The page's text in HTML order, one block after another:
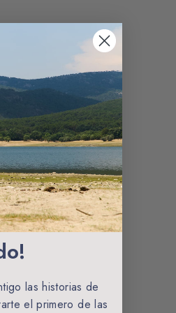
las historias de
el primero de las